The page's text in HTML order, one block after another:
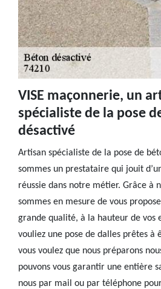
VISE maçonnerie, un
spécialiste de la pose
désactivé
Artisan spécialiste de la pose de
sommes un prestataire qui jouit
réussie dans notre métier. Grâce à
sommes en mesure de vous
grande qualité, à la hauteur de vos
vouliez une pose de dalles prêtes à
vous voulez que nous préparons
pouvons vous garantir une entière
nous par mail ou par téléphone